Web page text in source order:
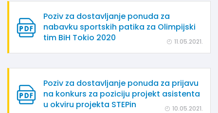
Poziv za dostavljanje ponuda za
nabavku sportskih patika za Olimpijski
tim BiH Tokio 2020
11.05.2021.
Poziv za dostavljanje ponuda za prijavu
na konkurs za poziciju projekt asistenta
u okviru projekta STEPin
10.05.2021.